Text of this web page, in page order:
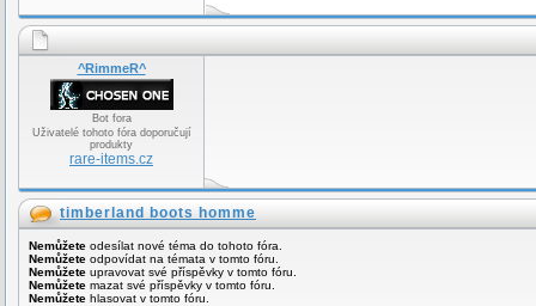
^RimmeR^
Bot fora
Uživatelé tohoto fóra doporučují
produkty
rare-items.cz
timberland boots homme
Nemůžete odesílat nové téma do tohoto fóra.
Nemůžete odpovídat na témata v tomto fóru.
Nemůžete upravovat své příspěvky v tomto fóru.
Nemůžete mazat své příspěvky v tomto fóru.
Nemůžete hlasovat v tomto fóru.